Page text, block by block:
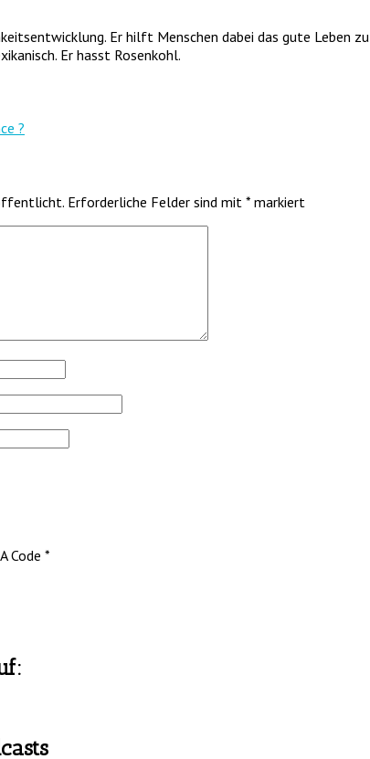
Er hilft Menschen dabei das gute Leben
Er hasst Rosenkohl.
?
Erforderliche Felder sind mit * markiert
Code *